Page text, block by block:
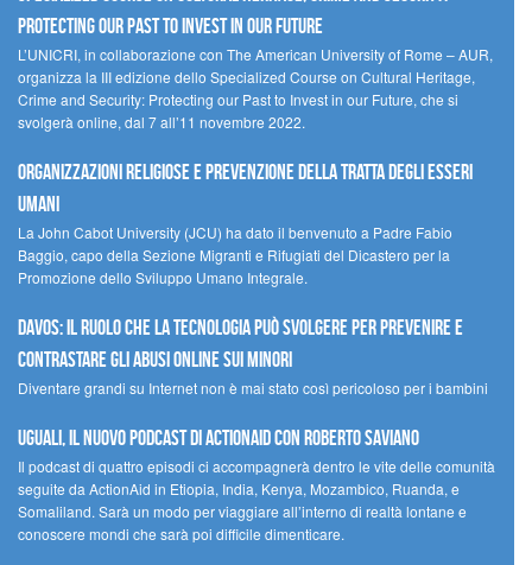
Protecting our Past to Invest in our Future
L’UNICRI, in collaborazione con The American University of Rome – AUR,
organizza la III edizione dello Specialized Course on Cultural Heritage,
Crime and Security: Protecting our Past to Invest in our Future, che si
svolgerà online, dal 7 all’11 novembre 2022.
Organizzazioni religiose e prevenzione della tratta degli esseri
umani
La John Cabot University (JCU) ha dato il benvenuto a Padre Fabio
Baggio, capo della Sezione Migranti e Rifugiati del Dicastero per la
Promozione dello Sviluppo Umano Integrale.
Davos: il ruolo che la tecnologia può svolgere per prevenire e
contrastare gli abusi online sui minori
Diventare grandi su Internet non è mai stato così pericoloso per i bambini
UGUALI, il nuovo podcast di ACTIONAID con Roberto Saviano
Il podcast di quattro episodi ci accompagnerà dentro le vite delle comunità
seguite da ActionAid in Etiopia, India, Kenya, Mozambico, Ruanda, e
Somaliland. Sarà un modo per viaggiare all’interno di realtà lontane e
conoscere mondi che sarà poi difficile dimenticare.